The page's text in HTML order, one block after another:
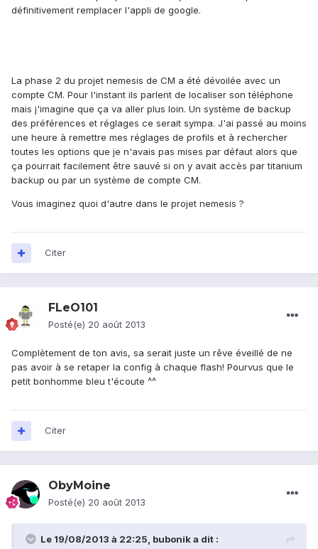
définitivement remplacer l'appli de google.
La phase 2 du projet nemesis de CM a été dévoilée avec un
compte CM. Pour l'instant ils parlent de localiser son téléphone
mais j'imagine que ça va aller plus loin. Un système de backup
des préférences et réglages ce serait sympa. J'ai passé au moins
une heure à remettre mes réglages de profils et à rechercher
toutes les options que je n'avais pas mises par défaut alors que
ça pourrait facilement être sauvé si on y avait accès par titanium
backup ou par un système de compte CM.
Vous imaginez quoi d'autre dans le projet nemesis ?
Citer
FLeO101
Posté(e) 20 août 2013
Complètement de ton avis, sa serait juste un rêve éveillé de ne
pas avoir à se retaper la config à chaque flash! Pourvus que le
petit bonhomme bleu t'écoute ^^
Citer
ObyMoine
Posté(e) 20 août 2013
Le 19/08/2013 à 22:25, bubonik a dit :